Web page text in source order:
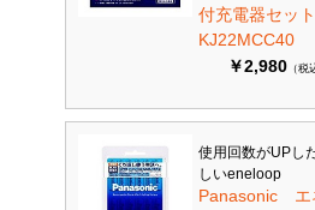
付充電器セッ
KJ22MCC40
￥2,980 （税
使用回数がUPし
しいeneloop
Panasonic エ